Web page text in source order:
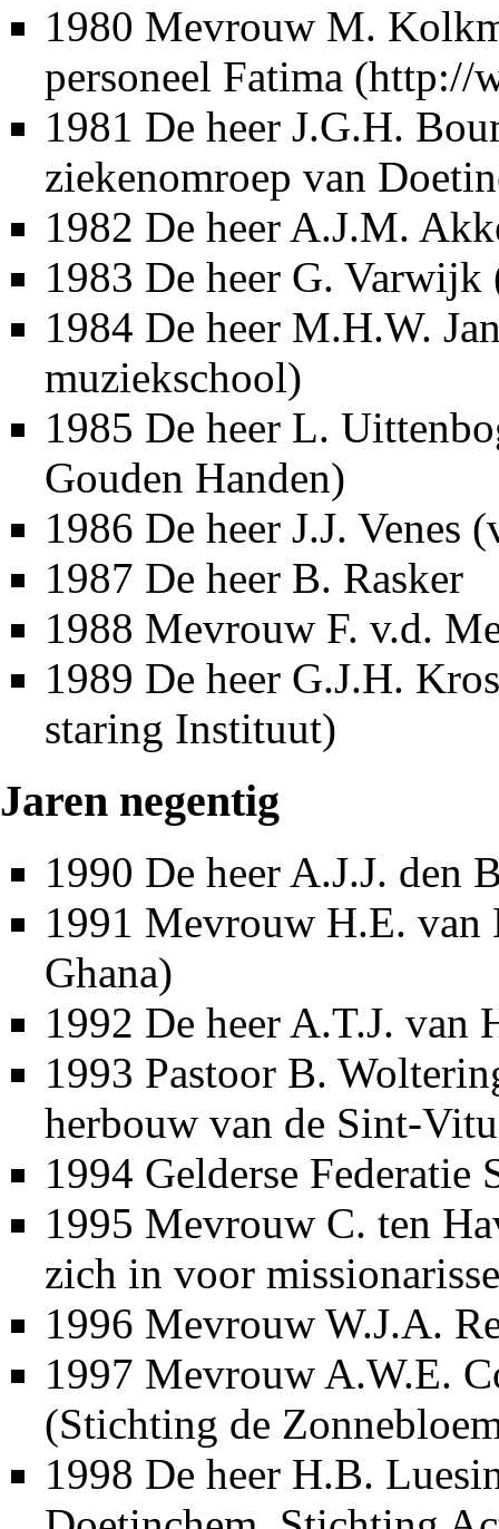
1980 Mevrouw M.
personeel Fatima
1981 De heer J.G.H.
ziekenomroep van
1982 De heer A.J.M.
1983 De heer G. Varwijk
1984 De heer M.H.W.
muziekschool)
1985 De heer L.
Gouden Handen)
1986 De heer J.J. Venes
1987 De heer B. Rasker
1988 Mevrouw F. v.d.
1989 De heer G.J.H.
staring Instituut)
Jaren negentig
1990 De heer A.J.J. den
1991 Mevrouw H.E. van
Ghana)
1992 De heer A.T.J. van
1993 Pastoor B.
herbouw van de Sint-
1994 Gelderse
1995 Mevrouw C. ten
zich in voor
1996 Mevrouw W.J.A.
1997 Mevrouw A.W.E.
(Stichting de
1998 De heer H.B.